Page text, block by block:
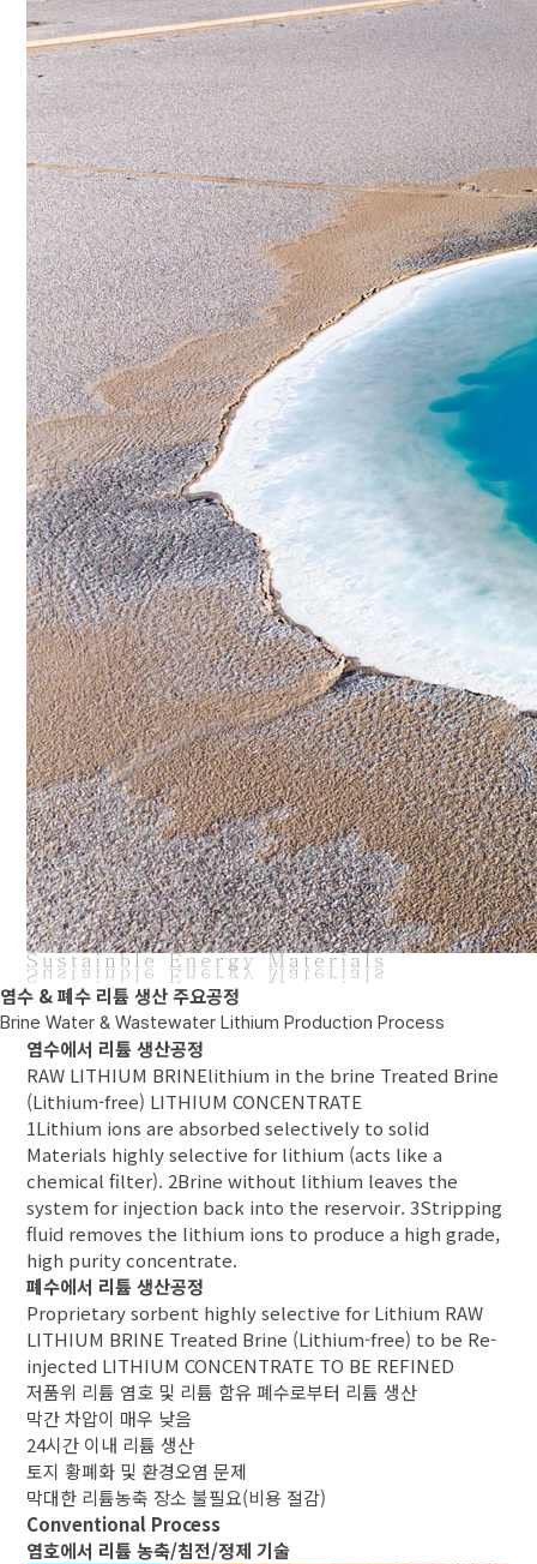
염수 & 폐수 리튬 생산 주요공정
Brine Water & Wastewater Lithium Production Process
염수에서 리튬 생산공정
RAW LITHIUM BRINElithium in the brine Treated Brine
(Lithium-free) LITHIUM CONCENTRATE
1Lithium ions are absorbed selectively to solid
Materials highly selective for lithium (acts like a
chemical filter). 2Brine without lithium leaves the
system for injection back into the reservoir. 3Stripping
fluid removes the lithium ions to produce a high grade,
high purity concentrate.
폐수에서 리튬 생산공정
Proprietary sorbent highly selective for Lithium RAW
LITHIUM BRINE Treated Brine (Lithium-free) to be Re-
injected LITHIUM CONCENTRATE TO BE REFINED
저품위 리튬 염호 및 리튬 함유 폐수로부터 리튬 생산
막간 차압이 매우 낮음
24시간 이내 리튬 생산
토지 황폐화 및 환경오염 문제
막대한 리튬농축 장소 불필요(비용 절감)
Conventional Process
염호에서 리튬 농축/침전/정제 기술